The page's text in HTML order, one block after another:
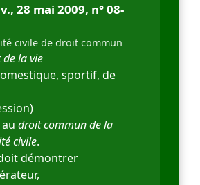
28 mai 2009, n° 08-
civile de droit commun
la vie
sportif, de
droit commun de la
civile.
démontrer